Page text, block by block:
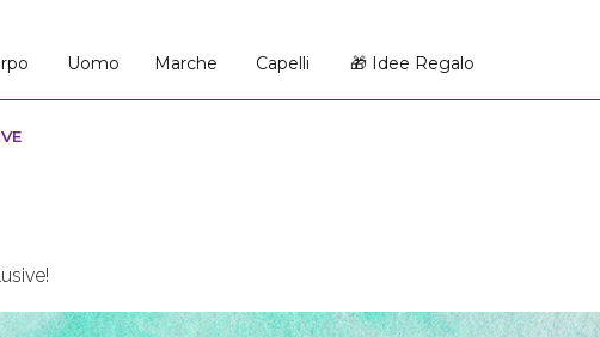
Uomo Marche Capelli 🎁 Idee Regalo